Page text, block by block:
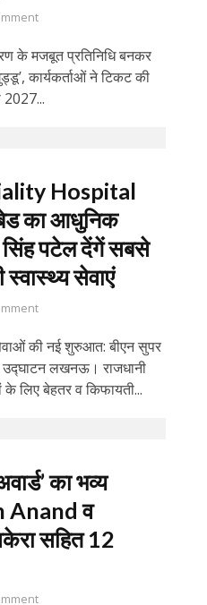
के मजबूत प्रतिनिधि बनकर
कार्यकर्ताओं ने टिकट की
2027...
Hospital
का आधुनिक
पटेल देंगें सबसे
सेवाएं
की नई शुरुआत: बीएन सुपर
उद्घाटन लखनऊ। राजधानी
बेहतर व किफायती...
का भव्य
Anand व
सहित 12